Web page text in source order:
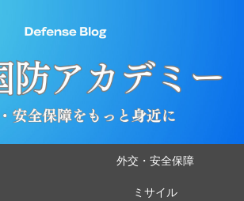
外交・安全保障
ミサイル